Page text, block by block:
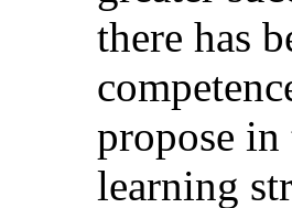
there has
propose in
learning